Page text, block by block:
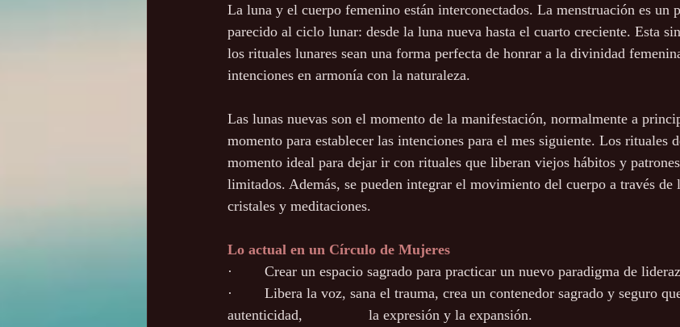
La luna y el cuerpo femenino están interconectados. La menstruación es un
parecido al ciclo lunar: desde la luna nueva hasta el cuarto creciente. Esta
los rituales lunares sean una forma perfecta de honrar a la divinidad
intenciones en armonía con la naturaleza.
Las lunas nuevas son el momento de la manifestación, normalmente a
momento para establecer las intenciones para el mes siguiente. Los rituales
momento ideal para dejar ir con rituales que liberan viejos hábitos y
limitados. Además, se pueden integrar el movimiento del cuerpo a través de
cristales y meditaciones.
Lo actual en un Círculo de Mujeres
·        Crear un espacio sagrado para practicar un nuevo paradigma de
·        Libera la voz, sana el trauma, crea un contenedor sagrado y seguro
autenticidad, 		   la expresión y la expansión.